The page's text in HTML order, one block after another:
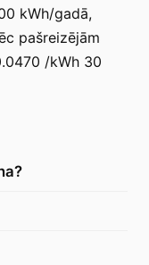
kWh/gadā,
pašreizējām
/kWh 30